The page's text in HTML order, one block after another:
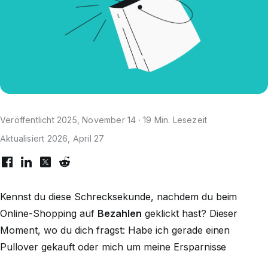
Veröffentlicht 2025, November 14 · 19 Min. Lesezeit
Aktualisiert 2026, April 27
Kennst du diese Schrecksekunde, nachdem du beim
Online-Shopping auf Bezahlen geklickt hast? Dieser
Moment, wo du dich fragst: Habe ich gerade einen
Pullover gekauft oder mich um meine Ersparnisse